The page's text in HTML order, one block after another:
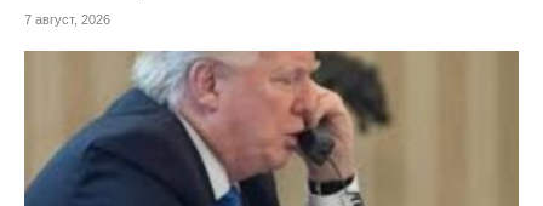
7 август, 2026